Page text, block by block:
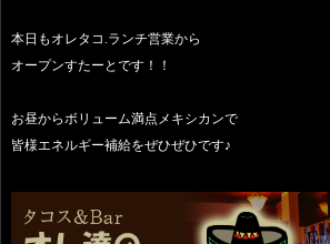
本日もオレタコ.ランチ営業から
オープンすたーとです！！
お昼からボリューム満点メキシカンで
皆様エネルギー補給をぜひぜひです♪